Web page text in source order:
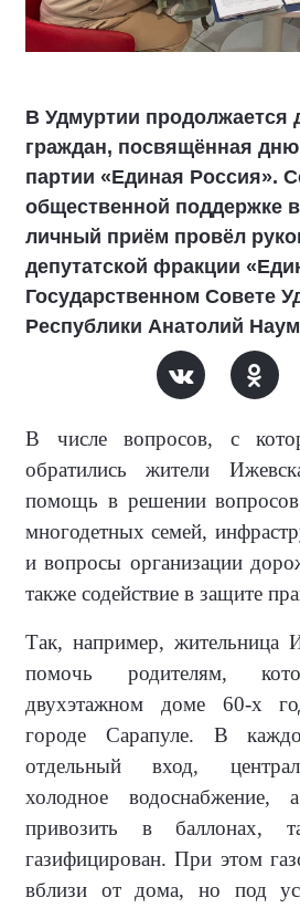
В Удмуртии продолжается
граждан, посвящённая
партии «Единая Россия».
общественной поддержке
личный приём провёл
депутатской фракции
Государственном Совете
Республики Анатолий
В числе вопросов, с
обратились жители
помощь в решении
многодетных семей,
и вопросы организации
также содействие в защите
Так, например, жительница
помочь родителям,
двухэтажном доме 60-х
городе Сарапуле. В
отдельный вход,
холодное водоснабжение,
привозить в баллонах,
газифицирован. При этом
вблизи от дома, но под